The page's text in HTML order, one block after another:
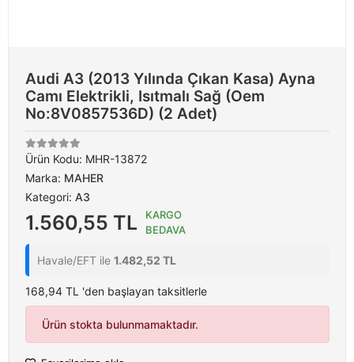
Audi A3 (2013 Yılında Çıkan Kasa) Ayna
Camı Elektrikli, Isıtmalı Sağ (Oem
No:8V0857536D) (2 Adet)
Ürün Kodu: MHR-13872
Marka: MAHER
Kategori: A3
1.560,55 TL
KARGO
BEDAVA
Havale/EFT ile 1.482,52 TL
168,94 TL 'den başlayan taksitlerle
Ürün stokta bulunmamaktadır.